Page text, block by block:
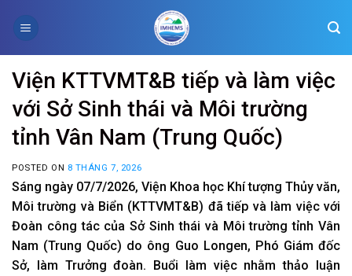
Viện KTTVMT&B tiếp và làm việc
với Sở Sinh thái và Môi trường
tỉnh Vân Nam (Trung Quốc)
POSTED ON 8 THÁNG 7, 2026
Sáng ngày 07/7/2026, Viện Khoa học Khí tượng Thủy văn,
Môi trường và Biển (KTTVMT&B) đã tiếp và làm việc với
Đoàn công tác của Sở Sinh thái và Môi trường tỉnh Vân
Nam (Trung Quốc) do ông Guo Longen, Phó Giám đốc
Sở, làm Trưởng đoàn. Buổi làm việc nhằm thảo luận